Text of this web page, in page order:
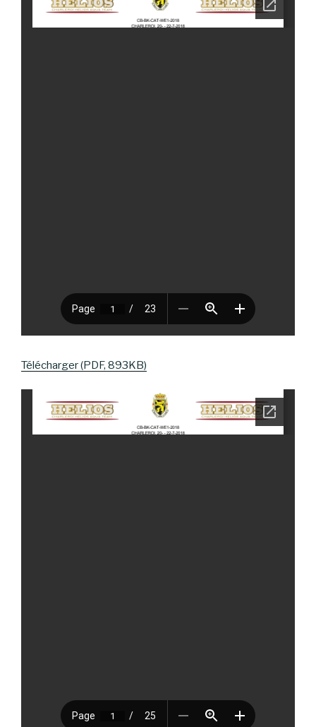
Télécharger (PDF, 893KB)